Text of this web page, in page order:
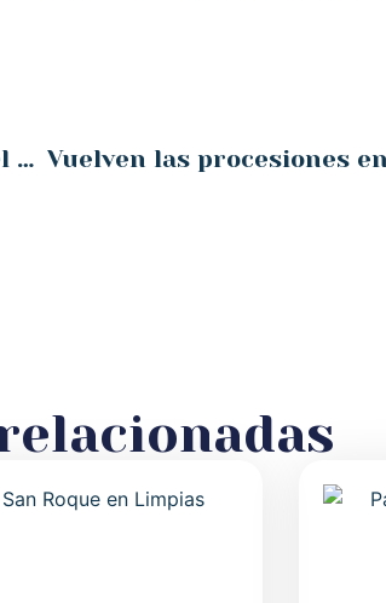
¿Y ahora que? Clausura de la fase diocesana del Sínodo